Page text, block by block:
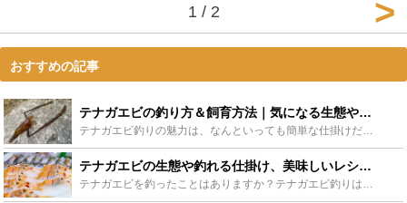
1 / 2
おすすめの記事
テナガエビの釣り方＆飼育方法｜気になる生態や生息地は？ - Leisurego(レジャーゴー)
テナガエビ釣りの魅力は、なんといっても簡単な仕掛けだけもって出かけられる手軽さでしょうか。しかも、ビールのつまみにもってこいで、子供と一緒に飼育を楽しむこともできること。まさに一石二鳥の釣りです。今...
テナガエビの生態や釣れる仕掛け、美味しいレシピまでを徹底解説！ - Leisurego(レジャーゴー)
テナガエビを釣ったことはありますか？テナガエビ釣りは初心者でも簡単に楽しめる、おすすめのつりです。また、釣ったあとも、テナガエビを飼育したり食べたりと、楽しさ満載です。そんなテナガエビについて生態や...